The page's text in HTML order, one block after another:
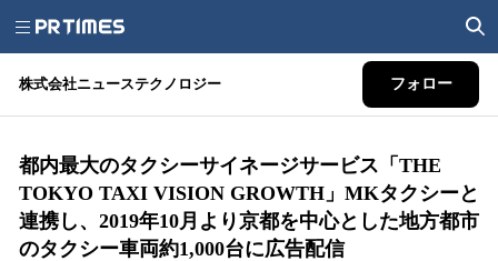
株式会社ニューステクノロジー フォロー
都内最大のタクシーサイネージサービス「THE
TOKYO TAXI VISION GROWTH」MKタクシーと
連携し、2019年10月より京都を中心とした地方都市
のタクシー車両約1,000台に広告配信